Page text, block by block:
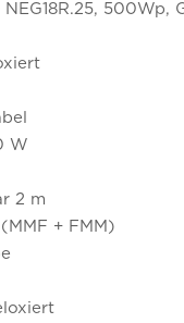
500Wp,
W
2 m
+ FMM)